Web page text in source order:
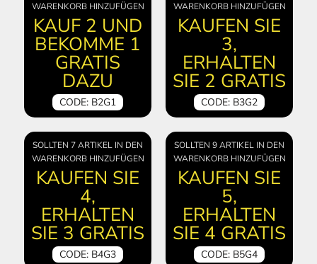
WARENKORB HINZUFÜGEN
KAUF 2 UND
BEKOMME 1
GRATIS
DAZU
CODE: B2G1
WARENKORB HINZUFÜGEN
KAUFEN SIE
3,
ERHALTEN
SIE 2 GRATIS
CODE: B3G2
SOLLTEN 7 ARTIKEL IN DEN
WARENKORB HINZUFÜGEN
KAUFEN SIE
4,
ERHALTEN
SIE 3 GRATIS
CODE: B4G3
SOLLTEN 9 ARTIKEL IN DEN
WARENKORB HINZUFÜGEN
KAUFEN SIE
5,
ERHALTEN
SIE 4 GRATIS
CODE: B5G4